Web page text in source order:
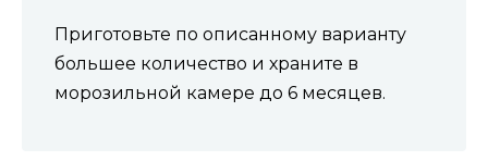
Приготовьте по описанному варианту
большее количество и храните в
морозильной камере до 6 месяцев.